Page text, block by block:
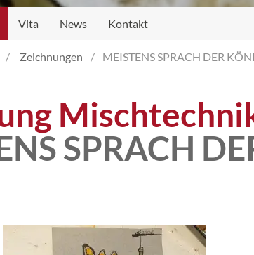
Vita News Kontakt
Zeichnungen MEISTENS SPRACH DER
SPRACH